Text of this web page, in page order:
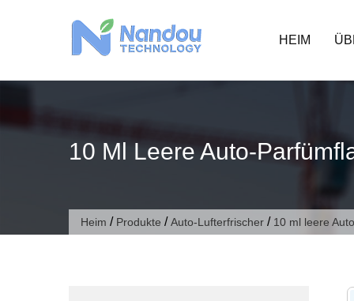
HEIM
10 Ml Leere Auto-
Heim / Produkte /Auto-Lufterfrischer / 10 ml leere